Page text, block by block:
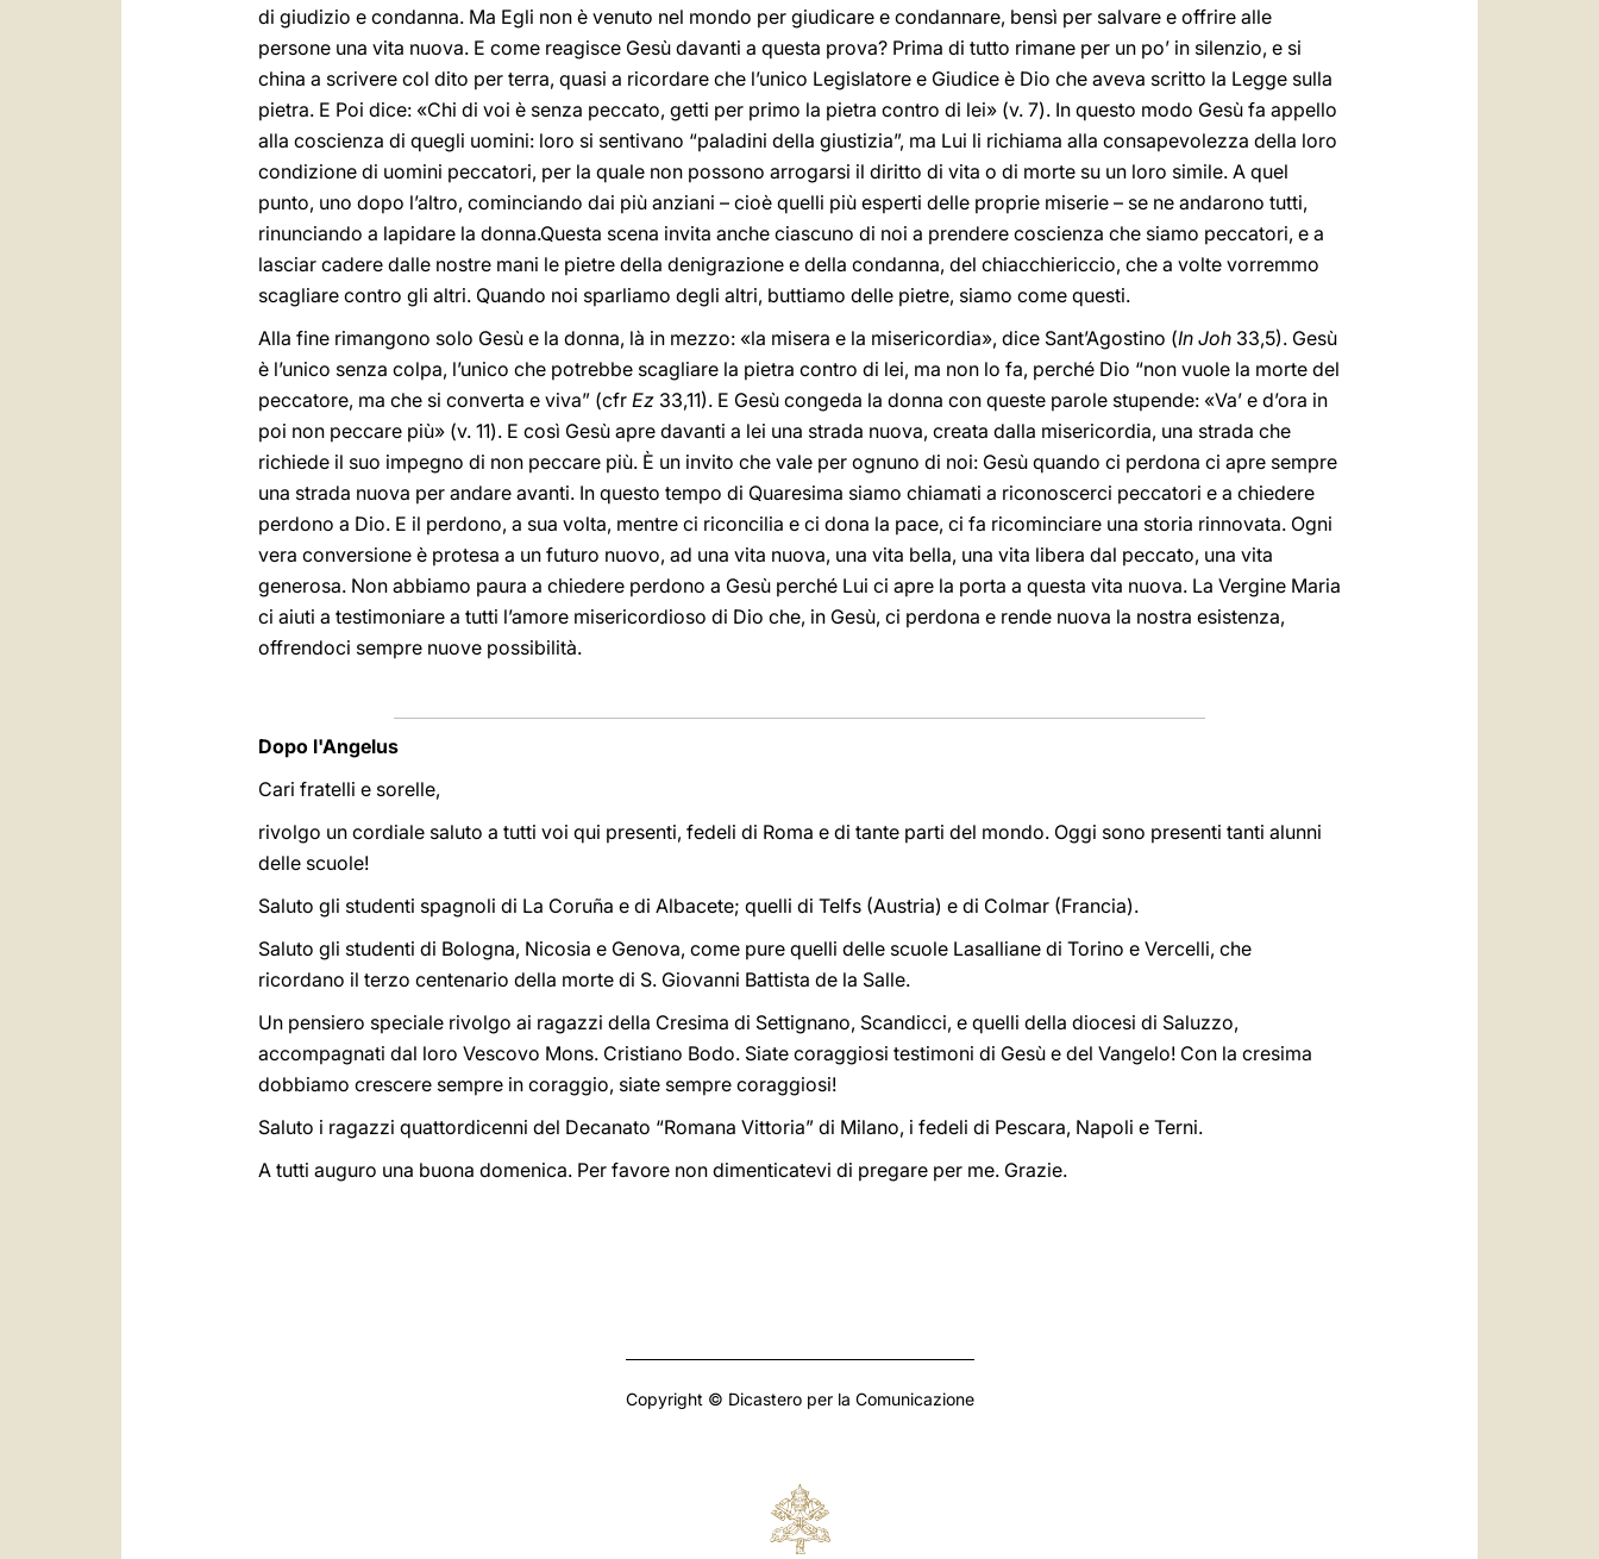
di giudizio e condanna. Ma Egli non è venuto nel mondo per giudicare e condannare, bensì per salvare e offrire alle
persone una vita nuova. E come reagisce Gesù davanti a questa prova? Prima di tutto rimane per un po’ in silenzio, e si
china a scrivere col dito per terra, quasi a ricordare che l’unico Legislatore e Giudice è Dio che aveva scritto la Legge sulla
pietra. E Poi dice: «Chi di voi è senza peccato, getti per primo la pietra contro di lei» (v. 7). In questo modo Gesù fa appello
alla coscienza di quegli uomini: loro si sentivano “paladini della giustizia”, ma Lui li richiama alla consapevolezza della loro
condizione di uomini peccatori, per la quale non possono arrogarsi il diritto di vita o di morte su un loro simile. A quel
punto, uno dopo l’altro, cominciando dai più anziani – cioè quelli più esperti delle proprie miserie – se ne andarono tutti,
rinunciando a lapidare la donna.Questa scena invita anche ciascuno di noi a prendere coscienza che siamo peccatori, e a
lasciar cadere dalle nostre mani le pietre della denigrazione e della condanna, del chiacchiericcio, che a volte vorremmo
scagliare contro gli altri. Quando noi sparliamo degli altri, buttiamo delle pietre, siamo come questi.
Alla fine rimangono solo Gesù e la donna, là in mezzo: «la misera e la misericordia», dice Sant’Agostino (In Joh 33,5). Gesù
è l’unico senza colpa, l’unico che potrebbe scagliare la pietra contro di lei, ma non lo fa, perché Dio “non vuole la morte del
peccatore, ma che si converta e viva” (cfr Ez 33,11). E Gesù congeda la donna con queste parole stupende: «Va’ e d’ora in
poi non peccare più» (v. 11). E così Gesù apre davanti a lei una strada nuova, creata dalla misericordia, una strada che
richiede il suo impegno di non peccare più. È un invito che vale per ognuno di noi: Gesù quando ci perdona ci apre sempre
una strada nuova per andare avanti. In questo tempo di Quaresima siamo chiamati a riconoscerci peccatori e a chiedere
perdono a Dio. E il perdono, a sua volta, mentre ci riconcilia e ci dona la pace, ci fa ricominciare una storia rinnovata. Ogni
vera conversione è protesa a un futuro nuovo, ad una vita nuova, una vita bella, una vita libera dal peccato, una vita
generosa. Non abbiamo paura a chiedere perdono a Gesù perché Lui ci apre la porta a questa vita nuova. La Vergine Maria
ci aiuti a testimoniare a tutti l’amore misericordioso di Dio che, in Gesù, ci perdona e rende nuova la nostra esistenza,
offrendoci sempre nuove possibilità.
Dopo l'Angelus
Cari fratelli e sorelle,
rivolgo un cordiale saluto a tutti voi qui presenti, fedeli di Roma e di tante parti del mondo. Oggi sono presenti tanti alunni
delle scuole!
Saluto gli studenti spagnoli di La Coruña e di Albacete; quelli di Telfs (Austria) e di Colmar (Francia).
Saluto gli studenti di Bologna, Nicosia e Genova, come pure quelli delle scuole Lasalliane di Torino e Vercelli, che
ricordano il terzo centenario della morte di S. Giovanni Battista de la Salle.
Un pensiero speciale rivolgo ai ragazzi della Cresima di Settignano, Scandicci, e quelli della diocesi di Saluzzo,
accompagnati dal loro Vescovo Mons. Cristiano Bodo. Siate coraggiosi testimoni di Gesù e del Vangelo! Con la cresima
dobbiamo crescere sempre in coraggio, siate sempre coraggiosi!
Saluto i ragazzi quattordicenni del Decanato “Romana Vittoria” di Milano, i fedeli di Pescara, Napoli e Terni.
A tutti auguro una buona domenica. Per favore non dimenticatevi di pregare per me. Grazie.
Copyright © Dicastero per la Comunicazione